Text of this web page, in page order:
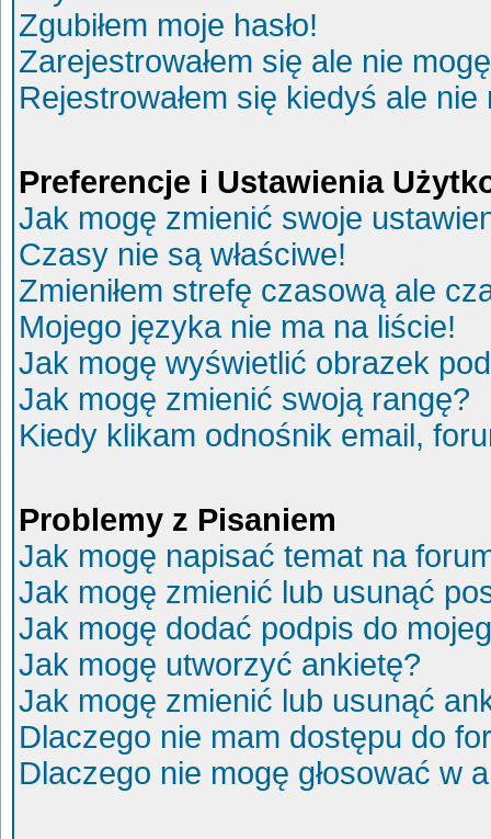
Zgubiłem moje hasło!
Zarejestrowałem się ale nie
Rejestrowałem się kiedyś ale
Preferencje i Ustawienia
Jak mogę zmienić swoje
Czasy nie są właściwe!
Zmieniłem strefę czasową ale
Mojego języka nie ma na liście!
Jak mogę wyświetlić obrazek
Jak mogę zmienić swoją rangę?
Kiedy klikam odnośnik email,
Problemy z Pisaniem
Jak mogę napisać temat na
Jak mogę zmienić lub usunąć
Jak mogę dodać podpis do
Jak mogę utworzyć ankietę?
Jak mogę zmienić lub usunąć
Dlaczego nie mam dostępu do
Dlaczego nie mogę głosować w